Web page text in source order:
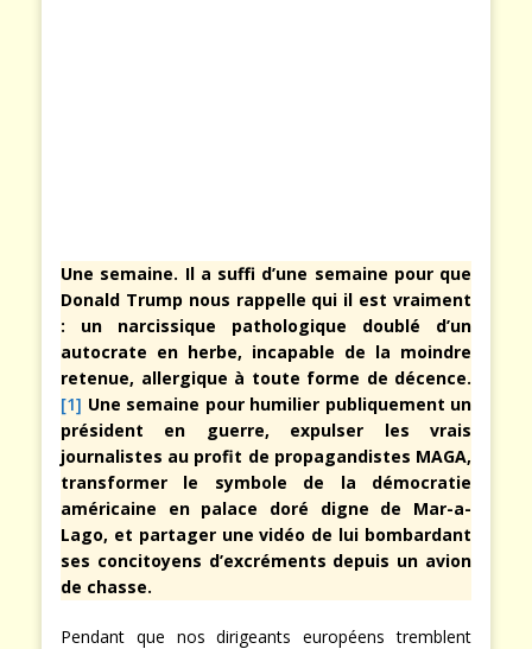
Une semaine. Il a suffi d’une semaine pour que
Donald Trump nous rappelle qui il est vraiment
: un narcissique pathologique doublé d’un
autocrate en herbe, incapable de la moindre
retenue, allergique à toute forme de décence.
[1] Une semaine pour humilier publiquement un
président en guerre, expulser les vrais
journalistes au profit de propagandistes MAGA,
transformer le symbole de la démocratie
américaine en palace doré digne de Mar-a-
Lago, et partager une vidéo de lui bombardant
ses concitoyens d’excréments depuis un avion
de chasse.
Pendant que nos dirigeants européens tremblent